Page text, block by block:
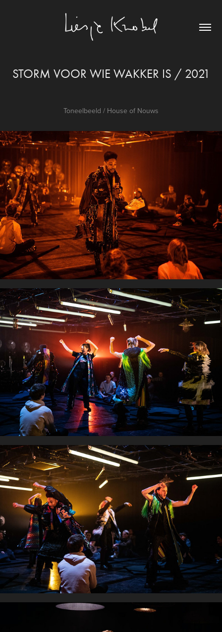
STORM VOOR WIE WAKKER IS / 2021
Toneelbeeld / House of Nouws